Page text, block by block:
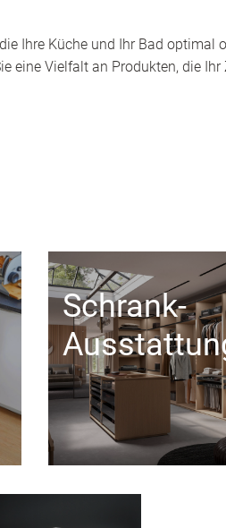
Ihre Küche und Ihr Bad optimal
eine Vielfalt an Produkten, die
Schrank-